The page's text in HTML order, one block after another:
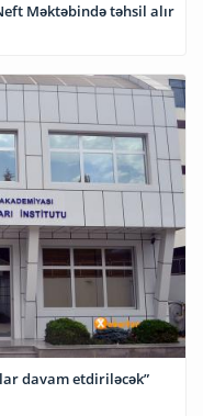
Məktəbində təhsil alır
davam etdiriləcək”